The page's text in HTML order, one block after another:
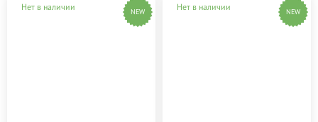
Нет в наличии NEW Нет в наличии NEW